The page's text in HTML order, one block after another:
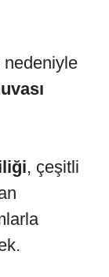
nedeniyle
, çeşitli